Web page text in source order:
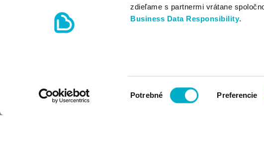
zdieľame s partnermi vrátane
Business Data Responsibility.
Potrebné Preferencie